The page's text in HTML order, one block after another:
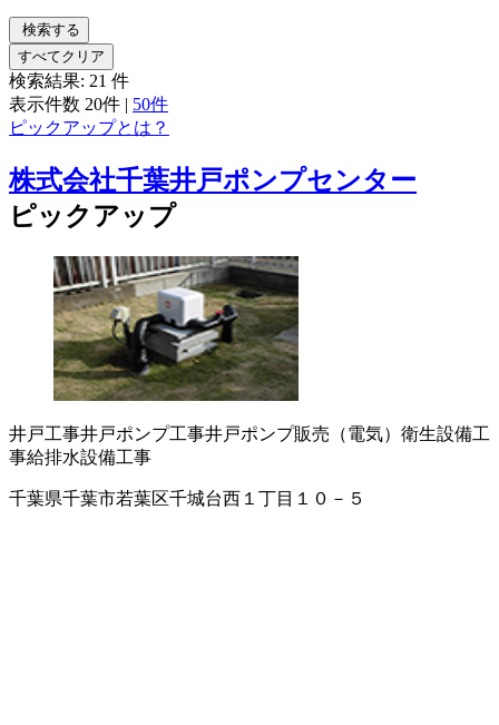
検索する
すべてクリア
検索結果: 21 件
表示件数 20件 | 50件
ピックアップとは？
株式会社千葉井戸ポンプセンター
ピックアップ
井戸工事井戸ポンプ工事井戸ポンプ販売（電気） 衛生設備工
事給排水設備工事
千葉県千葉市若葉区千城台西１丁目１０－５